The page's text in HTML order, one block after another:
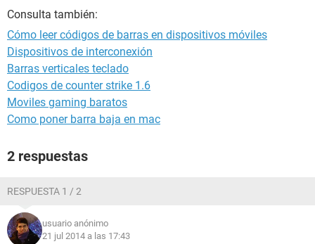
Consulta también:
Cómo leer códigos de barras en dispositivos móviles
Dispositivos de interconexión
Barras verticales teclado
Codigos de counter strike 1.6
Moviles gaming baratos
Como poner barra baja en mac
2 respuestas
RESPUESTA 1 / 2
usuario anónimo
21 jul 2014 a las 17:43